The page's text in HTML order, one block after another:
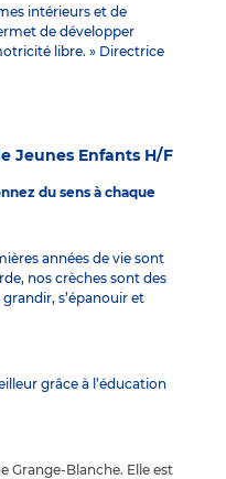
intérieurs et de
de développer
libre. » Directrice
Jeunes Enfants H/F
du sens à chaque
années de vie sont
nos crèches sont des
s’épanouir et
grâce à l’éducation
Grange-Blanche. Elle est